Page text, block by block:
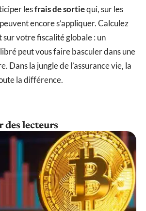
lesfrais de sortiequi, sur les
encore s’appliquer. Calculez
sur votre fiscalité globale : un
peut vous faire basculer dans une
Dans la jungle de l’assurance vie, la
la différence.
des lecteurs